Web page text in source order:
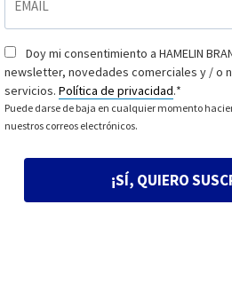
Consentimiento*
Doy mi consentimiento a HAMELIN
newsletter, novedades comerciales y / o
servicios. Política de privacidad.*
Puede darse de baja en cualquier momento
nuestros correos electrónicos.